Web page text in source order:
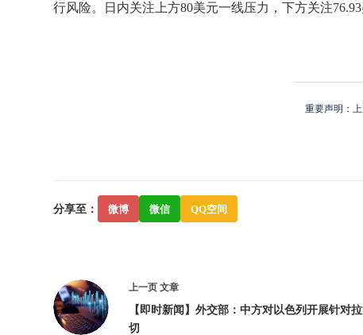
行风险。日内关注上方80美元一线压力，下方关注76.93
重要声明：
分享至： 微博 微信 QQ空间
上一页文章
【即时新闻】外交部：中方对以色列开展针对
切